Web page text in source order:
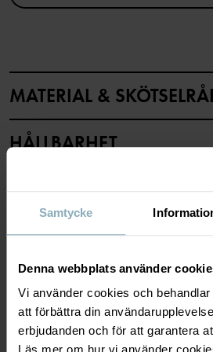
Samtycke
Denna webbplats använder
Vi använder cookies och
att förbättra din
erbjudanden och för att garantera
Artikelnummer:60603648
Läs mer
MATERIAL &
Material
95% Cotton Organic
5% Elastane
Skötselråd
TVÄTT
40°C maskintvätt varm
HÅLLBARHET
LEVERANS & RETUR
Leverans & retur
Leverans
Vi erbjuder fri frakt över 699 kr och
DU KANSKE OCKSÅ GILLAR